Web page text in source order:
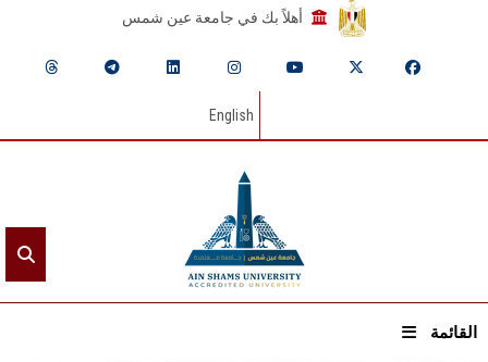
أهلاً بك في جامعة عين شمس
English
القائمة